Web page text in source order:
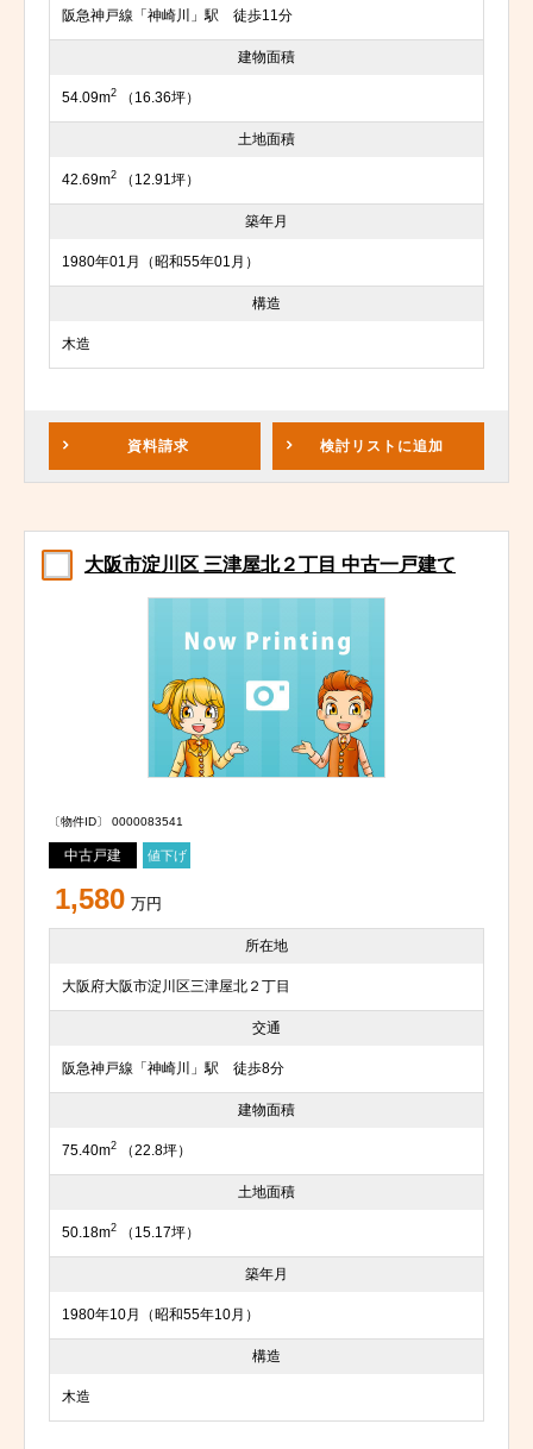
阪急神戸線「神崎川」駅 徒歩11分
建物面積
54.09m2 （16.36坪）
土地面積
42.69m2 （12.91坪）
築年月
1980年01月（昭和55年01月）
構造
木造
資料請求 検討リスト に追加
大阪市淀川区 三津屋北２丁目 中古一戸建て
〔物件ID〕 0000083541
中古戸建 値下げ
1,580 万円
所在地
大阪府大阪市淀川区三津屋北２丁目
交通
阪急神戸線「神崎川」駅 徒歩8分
建物面積
75.40m2 （22.8坪）
土地面積
50.18m2 （15.17坪）
築年月
1980年10月（昭和55年10月）
構造
木造